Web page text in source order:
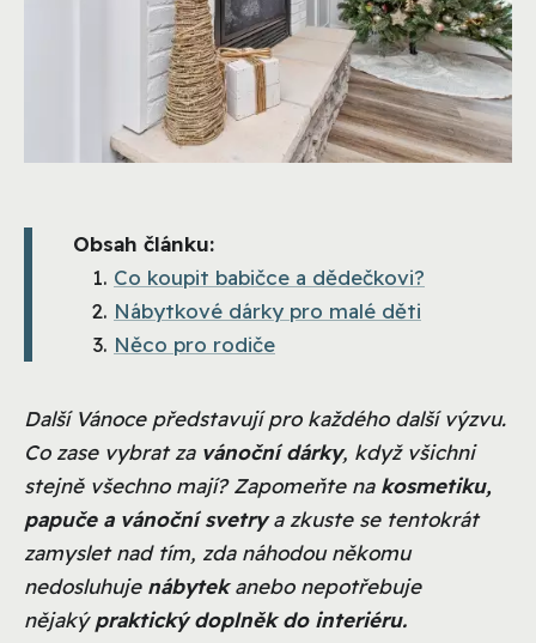
Obsah článku:
Co koupit babičce a dědečkovi?
Nábytkové dárky pro malé děti
Něco pro rodiče
Další Vánoce představují pro každého další výzvu.
Co zase vybrat za vánoční dárky, když všichni
stejně všechno mají? Zapomeňte na kosmetiku,
papuče a vánoční svetrya zkuste se tentokrát
zamyslet nad tím, zda náhodou někomu
nedosluhuje nábytekanebo nepotřebuje
nějakýpraktický doplněk do interiéru.